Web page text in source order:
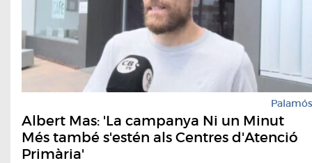
Palamós
Albert Mas: 'La campanya Ni un Minut
Més també s'estén als Centres d'Atenció
Primària'